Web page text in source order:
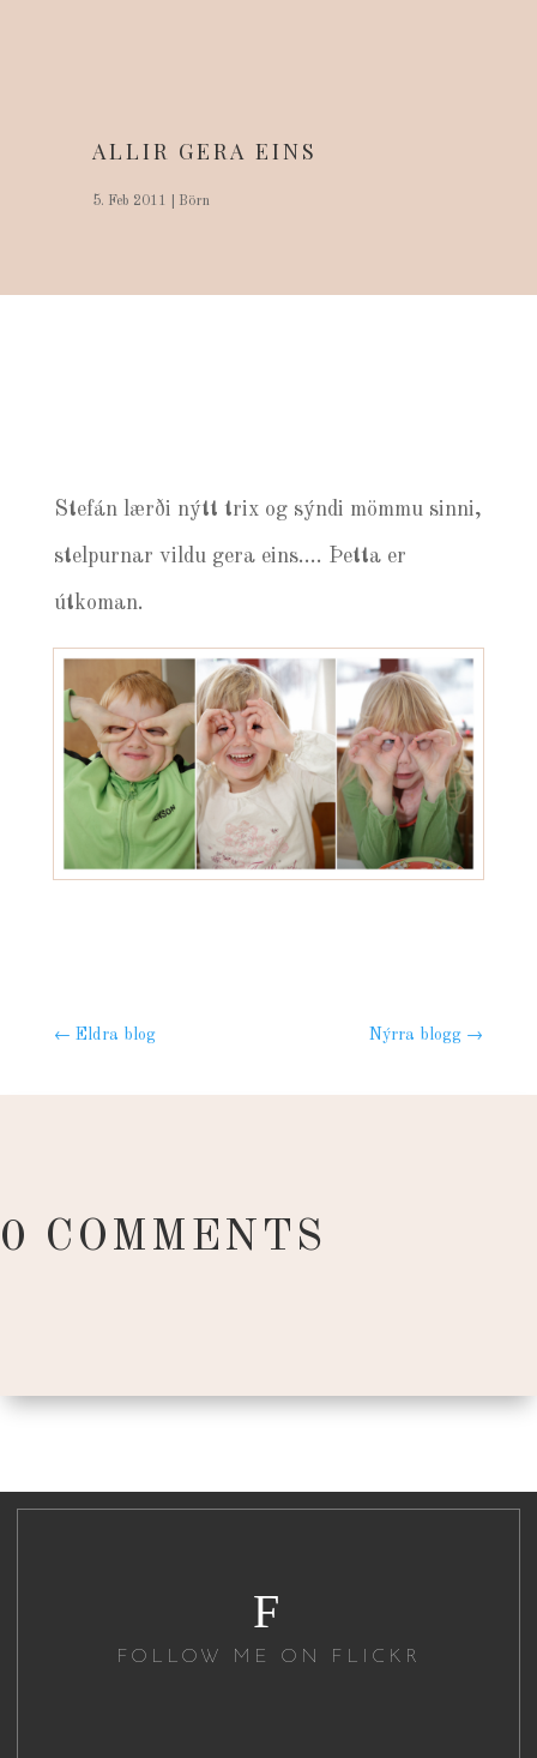
ALLIR GERA EINS
5. Feb 2011 Börn
Stefán lærði nýtt trix og sýndi mömmu sinni,
stelpurnar vildu gera eins…. Þetta er
útkoman.
← Eldra blog Nýrra blogg →
0 COMMENTS
F
FOLLOW ME ON FLICKR